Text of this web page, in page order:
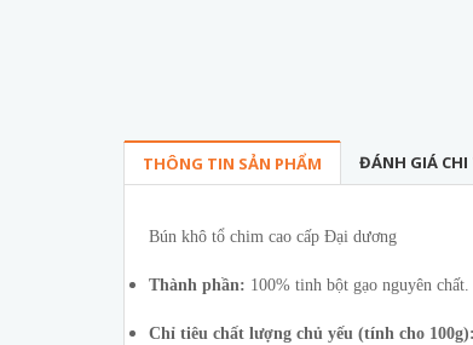
THÔNG TIN SẢN PHẨM ĐÁNH GIÁ CHI
Bún khô tổ chim cao cấp Đại dương
Thành phần: 100% tinh bột gạo nguyên
Chỉ tiêu chất lượng chủ yếu (tính cho 100g):